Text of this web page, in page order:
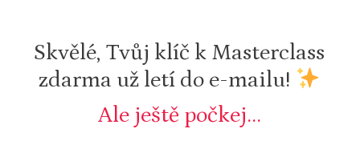
Skvělé, Tvůj klíč k Masterclass
zdarma už letí do e-mailu!
Ale ještě počkej...